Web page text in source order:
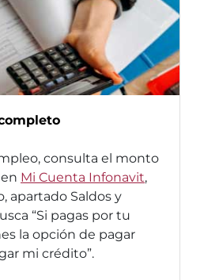
consulta el monto
Mi Cuenta Infonavit,
apartado Saldos y
“Si pagas por tu
la opción de pagar
mi crédito”.